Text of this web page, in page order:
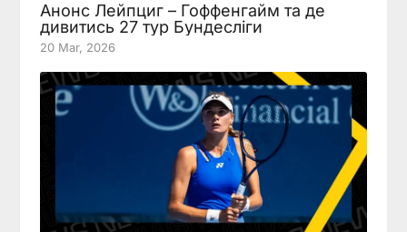
Анонс Лейпциг – Гоффенгайм та де
дивитись 27 тур Бундесліги
20 Mar, 2026